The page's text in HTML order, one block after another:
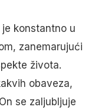
konstantno u
zanemarujući
života.
obaveza,
se zaljubljuje